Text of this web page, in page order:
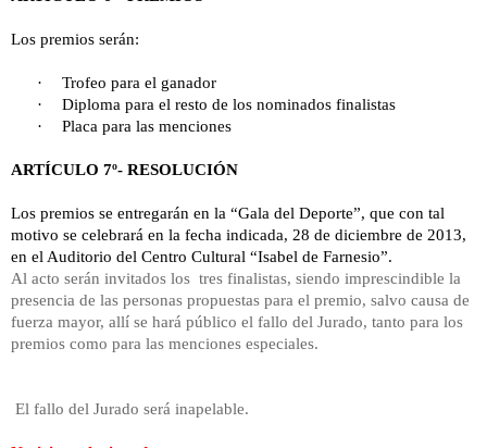
Los premios serán:
·
Trofeo para el ganador
·
Diploma para el resto de los nominados finalistas
·
Placa para las menciones
ARTÍCULO 7º- RESOLUCIÓN
Los premios se entregarán en la “Gala del Deporte”, que con tal
motivo se celebrará en la fecha indicada, 28 de diciembre de 2013,
en el Auditorio del Centro Cultural “Isabel de Farnesio”.
Al acto serán invitados los tres finalistas, siendo imprescindible la
presencia de las personas propuestas para el premio, salvo causa de
fuerza mayor, allí se hará público el fallo del Jurado, tanto para los
premios como para las menciones especiales.
El fallo del Jurado será inapelable.